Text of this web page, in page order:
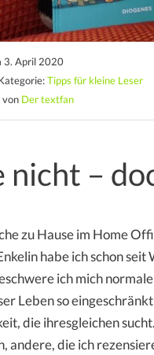
3. April 2020
Tipps für kleine Leser
von Der textfan
nicht –
zu Hause im Home
habe ich schon
ich mich
Leben so
die ihresgleichen
andere, die ich